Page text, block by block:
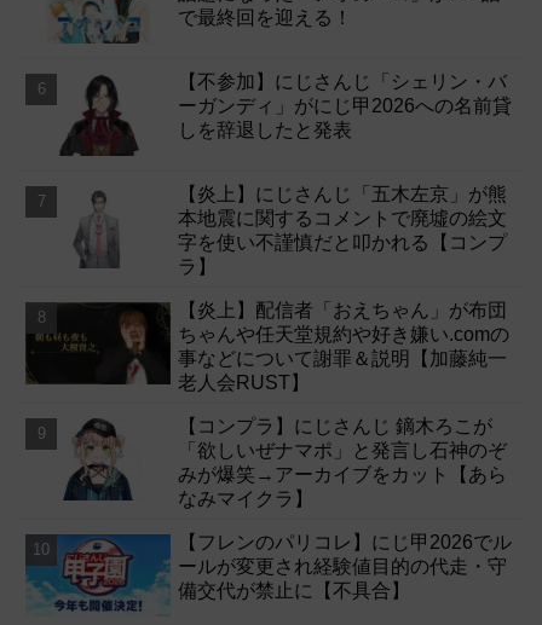
で最終回を迎える！
【不参加】にじさんじ「シェリン・バ
ーガンディ」がにじ甲2026への名前貸
しを辞退したと発表
【炎上】にじさんじ「五木左京」が熊
本地震に関するコメントで廃墟の絵文
字を使い不謹慎だと叩かれる【コンプ
ラ】
【炎上】配信者「おえちゃん」が布団
ちゃんや任天堂規約や好き嫌い.comの
事などについて謝罪＆説明【加藤純一
老人会RUST】
【コンプラ】にじさんじ 鏑木ろこが
「欲しいぜナマポ」と発言し石神のぞ
みが爆笑→アーカイブをカット【あら
なみマイクラ】
【フレンのパリコレ】にじ甲2026でル
ールが変更され経験値目的の代走・守
備交代が禁止に【不具合】